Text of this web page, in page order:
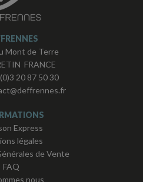
Mont de Terre
FRANCE
20 87 50 30
Express
légales
de Vente
FAQ
nous